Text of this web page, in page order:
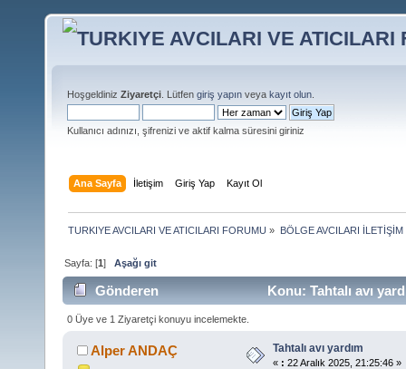
Hoşgeldiniz Ziyaretçi . Lütfen giriş yapın veya kayıt olun
Kullanıcı adınızı, şifrenizi ve aktif kalma süresini giriniz
Ana Sayfa İletişim Giriş Yap Kayıt Ol
TURKIYE AVCILARI VE ATICILARI FORUMU » BÖLGE AVCILARI
Sayfa: [1]Aşağı git
Gönderen Konu: Tahtalı avı
0 Üye ve 1 Ziyaretçi konuyu incelemekte.
Alper ANDAÇ Tahtalı avı yardım
« : 22 Aralık 2025, 21:25:46 »